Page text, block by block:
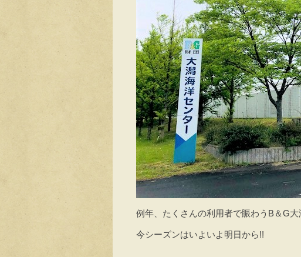
例年、たくさんの利用者で賑わうB＆G大
今シーズンはいよいよ明日から!!